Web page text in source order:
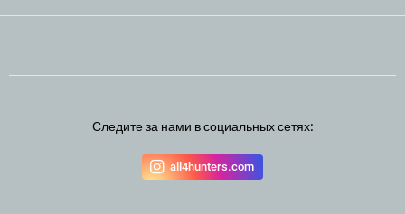
Следите за нами в социальных сетях:
all4hunters.com